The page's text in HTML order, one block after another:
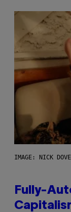
IMAGE: NICK DOVE
Fully-